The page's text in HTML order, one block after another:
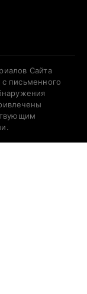
Сайта
письменного